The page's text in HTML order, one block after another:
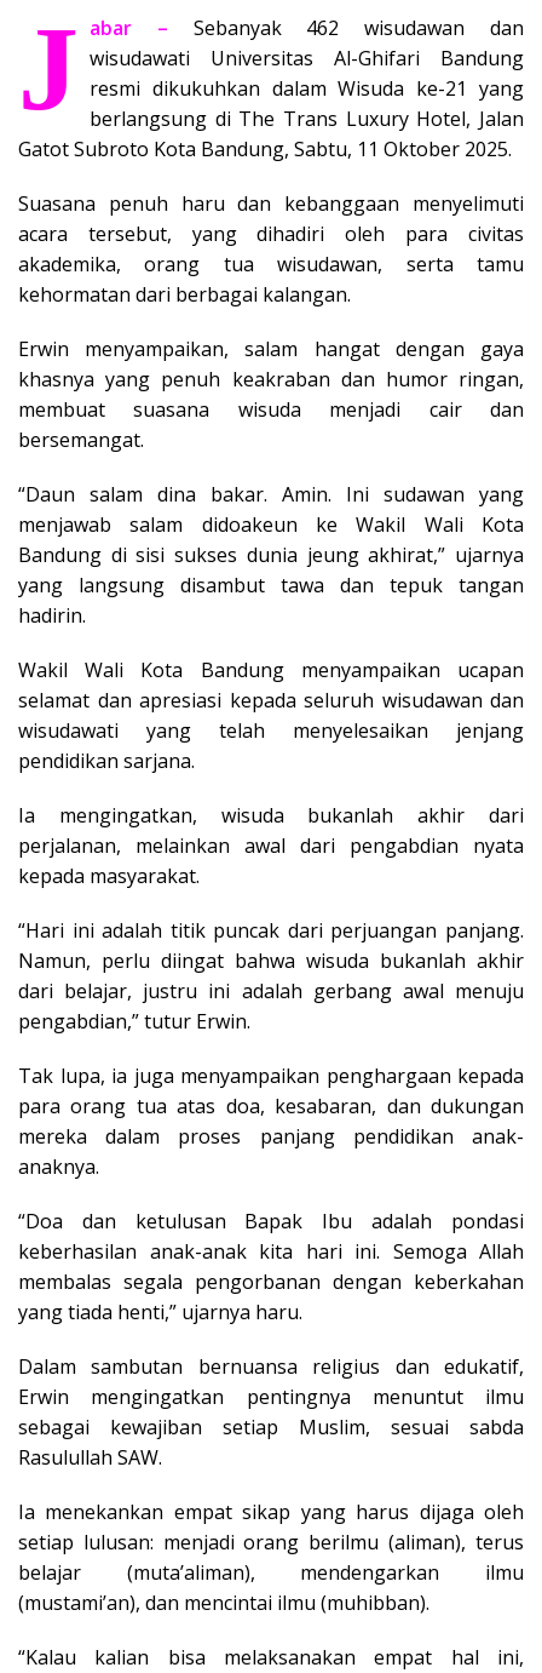
J abar – Sebanyak 462 wisudawan dan
wisudawati Universitas Al-Ghifari Bandung
resmi dikukuhkan dalam Wisuda ke-21 yang
berlangsung di The Trans Luxury Hotel, Jalan
Gatot Subroto Kota Bandung, Sabtu, 11 Oktober 2025.
Suasana penuh haru dan kebanggaan menyelimuti
acara tersebut, yang dihadiri oleh para civitas
akademika, orang tua wisudawan, serta tamu
kehormatan dari berbagai kalangan.
Erwin menyampaikan, salam hangat dengan gaya
khasnya yang penuh keakraban dan humor ringan,
membuat suasana wisuda menjadi cair dan
bersemangat.
“Daun salam dina bakar. Amin. Ini sudawan yang
menjawab salam didoakeun ke Wakil Wali Kota
Bandung di sisi sukses dunia jeung akhirat,” ujarnya
yang langsung disambut tawa dan tepuk tangan
hadirin.
Wakil Wali Kota Bandung menyampaikan ucapan
selamat dan apresiasi kepada seluruh wisudawan dan
wisudawati yang telah menyelesaikan jenjang
pendidikan sarjana.
Ia mengingatkan, wisuda bukanlah akhir dari
perjalanan, melainkan awal dari pengabdian nyata
kepada masyarakat.
“Hari ini adalah titik puncak dari perjuangan panjang.
Namun, perlu diingat bahwa wisuda bukanlah akhir
dari belajar, justru ini adalah gerbang awal menuju
pengabdian,” tutur Erwin.
Tak lupa, ia juga menyampaikan penghargaan kepada
para orang tua atas doa, kesabaran, dan dukungan
mereka dalam proses panjang pendidikan anak-
anaknya.
“Doa dan ketulusan Bapak Ibu adalah pondasi
keberhasilan anak-anak kita hari ini. Semoga Allah
membalas segala pengorbanan dengan keberkahan
yang tiada henti,” ujarnya haru.
Dalam sambutan bernuansa religius dan edukatif,
Erwin mengingatkan pentingnya menuntut ilmu
sebagai kewajiban setiap Muslim, sesuai sabda
Rasulullah SAW.
Ia menekankan empat sikap yang harus dijaga oleh
setiap lulusan: menjadi orang berilmu (aliman), terus
belajar (muta’aliman), mendengarkan ilmu
(mustami’an), dan mencintai ilmu (muhibban).
“Kalau kalian bisa melaksanakan empat hal ini,